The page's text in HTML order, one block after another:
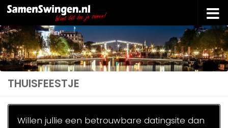
Doorgaan naar inhoud
THUISFEESTJE
Willen jullie een betrouwbare datingsite dan